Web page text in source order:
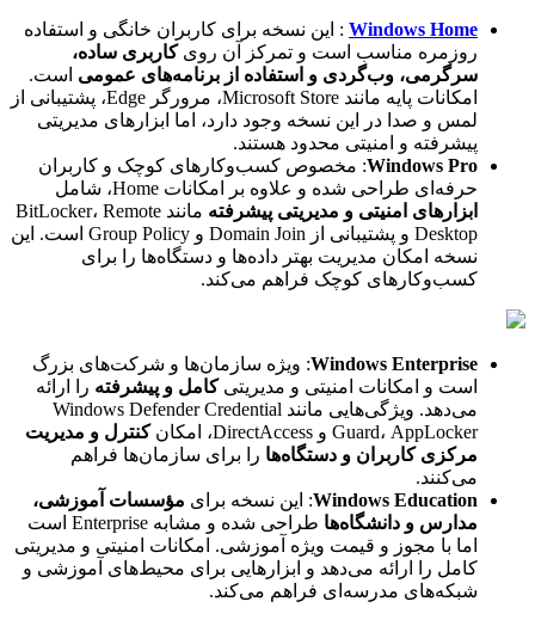
Windows Home : این نسخه برای کاربران خانگی و استفاده
روزمره مناسب است و تمرکز آن رویکاربری ساده،
سرگرمی، وب‌گردی و استفاده از برنامه‌های عمومی است.
امکانات پایه مانند Microsoft Store، مرورگر Edge، پشتیبانی از
لمس و صدا در این نسخه وجود دارد، اما ابزارهای مدیریتی
پیشرفته و امنیتی محدود هستند.
Windows Pro: مخصوص کسب‌وکارهای کوچک و کاربران
حرفه‌ای طراحی شده و علاوه بر امکانات Home، شامل
ابزارهای امنیتی و مدیریتی پیشرفته
مانند BitLocker، Remote
Desktop و پشتیبانی از Domain Join و Group Policy است. این
نسخه امکان مدیریت بهتر داده‌ها و دستگاه‌ها را برای
کسب‌وکارهای کوچک فراهم می‌کند.
Windows Enterprise: ویژه سازمان‌ها و شرکت‌های بزرگ
است و امکانات امنیتی و مدیریتیکامل و پیشرفته را ارائه
می‌دهد. ویژگی‌هایی مانند Windows Defender Credential
Guard، AppLocker و DirectAccess، امکان
کنترل و مدیریت
مرکزی کاربران و دستگاه‌ها را برای سازمان‌ها فراهم
می‌کنند.
Windows Education: این نسخه برای مؤسسات آموزشی،
مدارس و دانشگاه‌ها
طراحی شده و مشابه Enterprise است
اما با مجوز و قیمت ویژه آموزشی. امکانات امنیتی و مدیریتی
کامل را ارائه می‌دهد و ابزارهایی برای محیط‌های آموزشی و
شبکه‌های مدرسه‌ای فراهم می‌کند.